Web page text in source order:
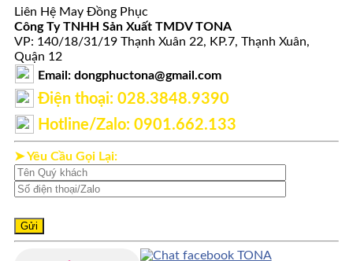
Liên Hệ May Đồng Phục
Công Ty TNHH Sản Xuất TMDV TONA
VP: 140/18/31/19 Thạnh Xuân 22, KP.7, Thạnh Xuân,
Quận 12
Email: dongphuctona@gmail.com
Điện thoại: ‭028.3848.9390‬
Hotline/Zalo: 0901.662.133
➤ Yêu Cầu Gọi Lại: